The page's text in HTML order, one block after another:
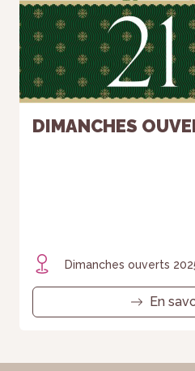
DIMANCHES
Dimanches ouverts
En